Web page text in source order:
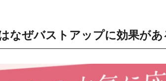
なぜバストアップに効果があ